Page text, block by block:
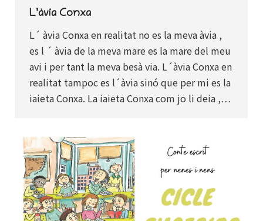
L’àvia Conxa
L´ àvia Conxa en realitat no es la meva àvia ,
es l ´ àvia de la meva mare es la mare del meu
avi i per tant la meva besà via. L´àvia Conxa en
realitat tampoc es l´àvia sinó que per mi es la
iaieta Conxa. La iaieta Conxa com jo li deia ,…